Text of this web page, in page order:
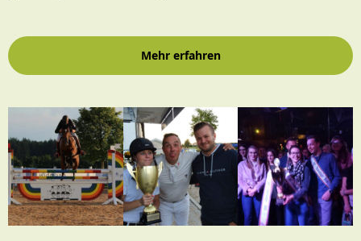
Mehr erfahren